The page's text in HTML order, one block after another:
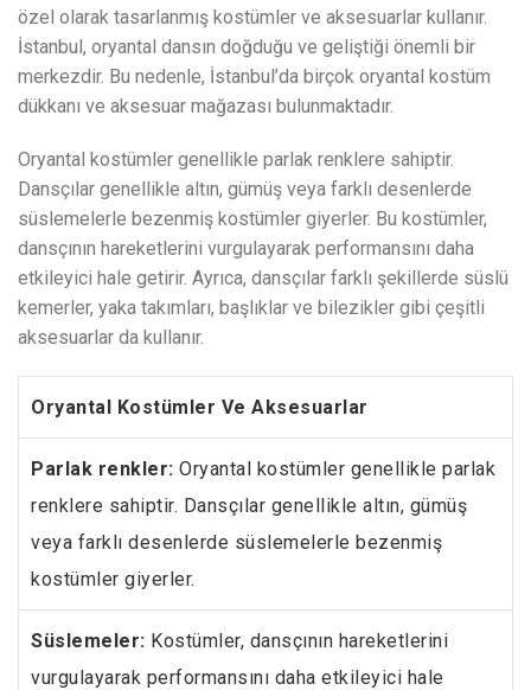
özel olarak tasarlanmış kostümler ve aksesuarlar kullanır.
İstanbul, oryantal dansın doğduğu ve geliştiği önemli bir
merkezdir. Bu nedenle, İstanbul’da birçok oryantal kostüm
dükkanı ve aksesuar mağazası bulunmaktadır.
Oryantal kostümler genellikle parlak renklere sahiptir.
Dansçılar genellikle altın, gümüş veya farklı desenlerde
süslemelerle bezenmiş kostümler giyerler. Bu kostümler,
dansçının hareketlerini vurgulayarak performansını daha
etkileyici hale getirir. Ayrıca, dansçılar farklı şekillerde süslü
kemerler, yaka takımları, başlıklar ve bilezikler gibi çeşitli
aksesuarlar da kullanır.
Oryantal Kostümler Ve Aksesuarlar
Parlak renkler: Oryantal kostümler genellikle parlak
renklere sahiptir. Dansçılar genellikle altın, gümüş
veya farklı desenlerde süslemelerle bezenmiş
kostümler giyerler.
Süslemeler: Kostümler, dansçının hareketlerini
vurgulayarak performansını daha etkileyici hale